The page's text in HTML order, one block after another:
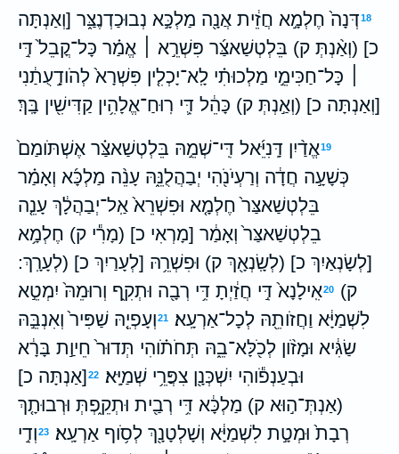
18דְּנָה֙ חֶלְמָ֣א חֲזֵ֔ית אֲנָ֖ה מַלְכָּ֣א נְבוּכַדְנֶצַּ֑ר [וְאַנְתָּה
כ] (וְאַ֨נְתְּ ק) בֵּלְטְשַׁאצַּ֜ר פִּשְׁרֵ֣א ׀ אֱמַ֗ר כָּל־קֳבֵל֙ דִּ֣י
׀ כָּל־חַכִּימֵ֣י מַלְכוּתִ֗י לָֽא־יָכְלִ֤ין פִּשְׁרָא֙ לְהֹודָ֣עֻתַ֔נִי
[וְאַנְתָּה כ] (וְאַ֣נְתְּ ק) כָּהֵ֔ל דִּ֛י רֽוּחַ־אֱלָהִ֥ין קַדִּישִׁ֖ין בָּֽךְ׃
19אֱדַ֨יִן דָּֽנִיֵּ֜אל דִּֽי־שְׁמֵ֣הּ בֵּלְטְשַׁאצַּ֗ר אֶשְׁתֹּומַם֙
כְּשָׁעָ֣ה חֲדָ֔ה וְרַעְיֹנֹ֖הִי יְבַהֲלֻנֵּ֑הּ עָנֵ֨ה מַלְכָּ֜א וְאָמַ֗ר
בֵּלְטְשַׁאצַּר֙ חֶלְמָ֤א וּפִשְׁרֵא֙ אַֽל־יְבַהֲלָ֔ךְ עָנֵ֤ה
בֵלְטְשַׁאצַּר֙ וְאָמַ֔ר [מָרְאִי כ] (מָרִ֕י ק) חֶלְמָ֥א
[לְשָׂנְאַיִךְ כ] (לְשָֽׂנְאָ֖ךְ ק) וּפִשְׁרֵ֥הּ [לְעָרַיִךְ כ] (לְעָרָֽךְ ׃
ק)
20אִֽילָנָא֙ דִּ֣י חֲזַ֔יְתָ דִּ֥י רְבָ֖ה וּתְקִ֑ף וְרוּמֵהּ֙ יִמְטֵ֣א
לִשְׁמַיָּ֔א וַחֲזֹותֵ֖הּ לְכָל־אַרְעָֽא׃
21וְעָפְיֵ֤הּ שַׁפִּיר֙ וְאִנְבֵּ֣הּ
שַׂגִּ֔יא וּמָזֹ֨ון לְכֹ֖לָּא־בֵ֑הּ תְּחֹתֹ֗והִי תְּדוּר֙ חֵיוַ֣ת בָּרָ֔א
וּבְעַנְפֹ֕והִי יִשְׁכְּנָ֖ן צִפֲּרֵ֥י שְׁמַיָּֽא׃
22[אַנְתָּה כ]
(אַנְתְּ־ה֣וּא ק) מַלְכָּ֔א דִּ֥י רְבַ֖ית וּתְקֵ֑פְתְּ וּרְבוּתָ֤ךְ
רְבָת֙ וּמְטָ֣ת לִשְׁמַיָּ֔א וְשָׁלְטָנָ֖ךְ לְסֹ֥וף אַרְעָֽא׃
23וְדִ֣י